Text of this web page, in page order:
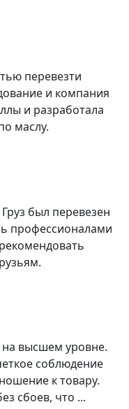
перевезти
и компания
и разработала
маслу.
был перевезен
профессионалами
высшем уровне.
соблюдение
к товару.
сбоев, что ...